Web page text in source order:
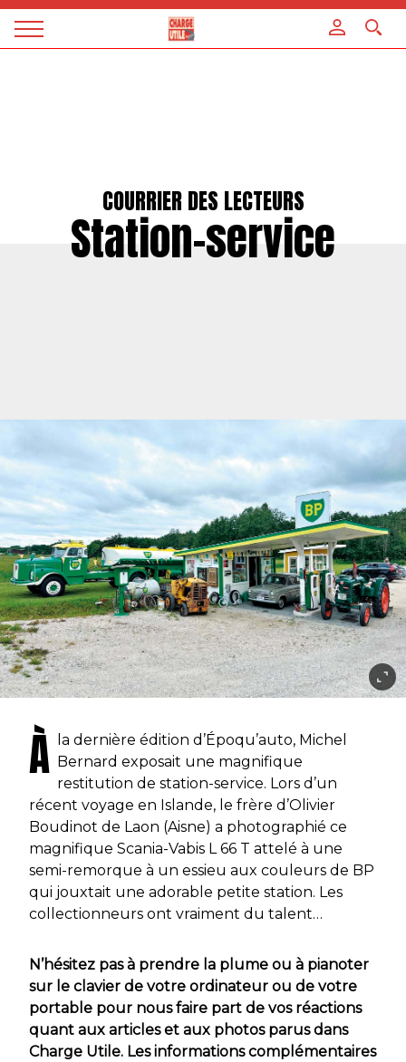
Magazine
COURRIER DES LECTEURS
Station-service
À
la dernière édition d’Époqu’auto, Michel
Bernard exposait une magnifique
restitution de station-service. Lors d’un
récent voyage en Islande, le frère d’Olivier
Boudinot de Laon (Aisne) a photographié ce
magnifique Scania-Vabis L 66 T attelé à une
semi-remorque à un essieu aux couleurs de BP
qui jouxtait une adorable petite station. Les
collectionneurs ont vraiment du talent…
N’hésitez pas à prendre la plume ou à pianoter
sur le clavier de votre ordinateur ou de votre
portable pour nous faire part de vos réactions
quant aux articles et aux photos parus dans
Charge Utile. Les informations complémentaires
Panneau de gestion des cookies